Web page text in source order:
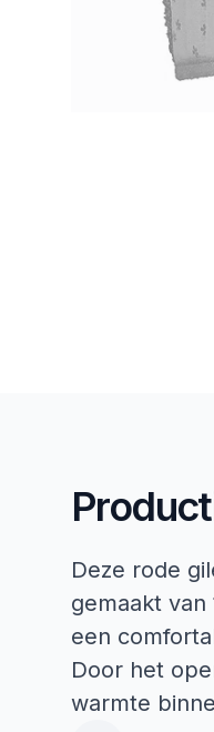
Deze rode
gemaakt
een
Door het
warmte